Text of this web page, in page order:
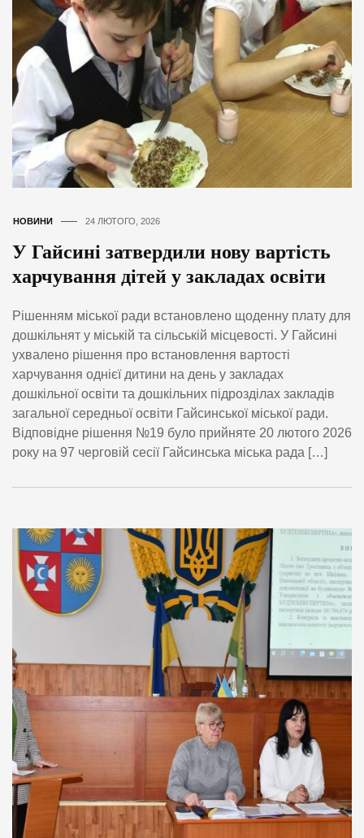
НОВИНИ 24 ЛЮТОГО, 2026
У Гайсині затвердили нову вартість
харчування дітей у закладах освіти
Рішенням міської ради встановлено щоденну плату для
дошкільнят у міській та сільській місцевості. У Гайсині
ухвалено рішення про встановлення вартості
харчування однієї дитини на день у закладах
дошкільної освіти та дошкільних підрозділах закладів
загальної середньої освіти Гайсинської міської ради.
Відповідне рішення №19 було прийняте 20 лютого 2026
року на 97 черговій сесії Гайсинська міська рада […]